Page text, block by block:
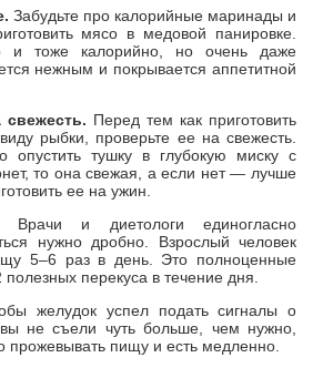
Забудьте про калорийные маринады и
мясо в медовой панировке.
и тоже калорийно, но очень даже
нежным и покрывается аппетитной
Перед тем как приготовить
рыбки, проверьте ее на свежесть.
опустить тушку в глубокую миску с
то она свежая, а если нет — лучше
ее на ужин.
Врачи и диетологи единогласно
нужно дробно. Взрослый человек
5–6 раз в день. Это полноценные
перекуса в течение дня.
желудок успел подать сигналы о
не съели чуть больше, чем нужно,
прожевывать пищу и есть медленно.